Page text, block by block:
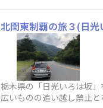
北関東制覇の旅３(日光
栃木県の「日光いろは坂
広いものの追い越し禁止